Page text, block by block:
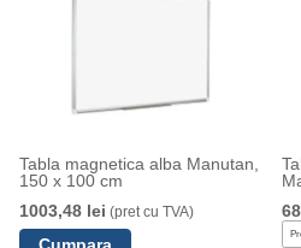
Tabla magnetica alba Manutan,
150 x 100 cm
1003,48 lei (pret cu TVA)